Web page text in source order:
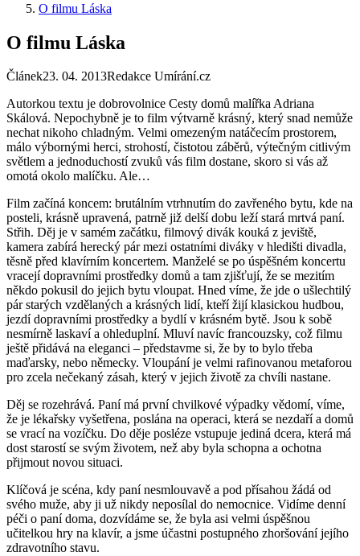
O filmu Láska
O filmu Láska
Článek23. 04. 2013Redakce Umírání.cz
Autorkou textu je dobrovolnice Cesty domů malířka Adriana
Skálová. Nepochybně je to film výtvarně krásný, který snad nemůže
nechat nikoho chladným. Velmi omezeným natáčecím prostorem,
málo výbornými herci, strohostí, čistotou záběrů, výtečným citlivým
světlem a jednoduchostí zvuků vás film dostane, skoro si vás až
omotá okolo malíčku. Ale…
Film začíná koncem: brutálním vtrhnutím do zavřeného bytu, kde na
posteli, krásně upravená, patrně již delší dobu leží stará mrtvá paní.
Střih. Děj je v samém začátku, filmový divák kouká z jeviště,
kamera zabírá herecký pár mezi ostatními diváky v hledišti divadla,
těsně před klavírním koncertem. Manželé se po úspěšném koncertu
vracejí dopravními prostředky domů a tam zjišťují, že se mezitím
někdo pokusil do jejich bytu vloupat. Hned víme, že jde o ušlechtilý
pár starých vzdělaných a krásných lidí, kteří žijí klasickou hudbou,
jezdí dopravními prostředky a bydlí v krásném bytě. Jsou k sobě
nesmírně laskaví a ohleduplní. Mluví navíc francouzsky, což filmu
ještě přidává na eleganci – představme si, že by to bylo třeba
maďarsky, nebo německy. Vloupání je velmi rafinovanou metaforou
pro zcela nečekaný zásah, který v jejich životě za chvíli nastane.
Děj se rozehrává. Paní má první chvilkové výpadky vědomí, víme,
že je lékařsky vyšetřena, poslána na operaci, která se nezdaří a domů
se vrací na vozíčku. Do děje posléze vstupuje jediná dcera, která má
dost starostí se svým životem, než aby byla schopna a ochotna
přijmout novou situaci.
Klíčová je scéna, kdy paní nesmlouvavě a pod přísahou žádá od
svého muže, aby ji už nikdy neposílal do nemocnice. Vidíme denní
péči o paní doma, dozvídáme se, že byla asi velmi úspěšnou
učitelkou hry na klavír, a jsme účastni postupného zhoršování jejího
zdravotního stavu.